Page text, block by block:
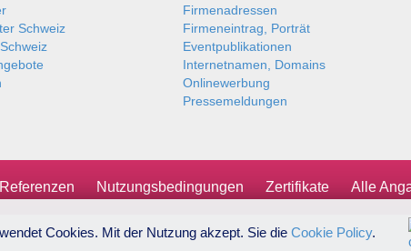
Schweiz
Firmenadressen
Firmeneintrag, Porträt
Eventpublikationen
Internetnamen, Domains
Onlinewerbung
Pressemeldungen
Referenzen Nutzungsbedingungen Zertifikate Alle
Cookies. Mit der Nutzung akzept. Sie die Cookie Policy.